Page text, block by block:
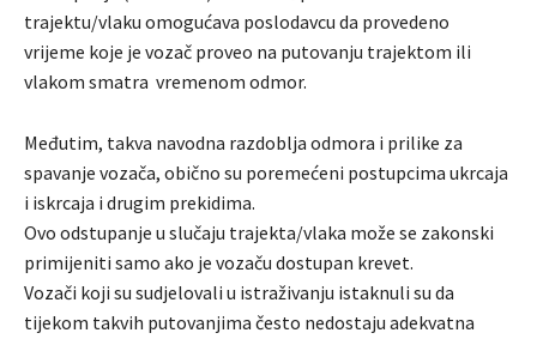
trajektu/vlaku omogućava poslodavcu da provedeno
vrijeme koje je vozač proveo na putovanju trajektom ili
vlakom smatra vremenom odmor.
Međutim, takva navodna razdoblja odmora i prilike za
spavanje vozača, obično su poremećeni postupcima ukrcaja
i iskrcaja i drugim prekidima.
Ovo odstupanje u slučaju trajekta/vlaka može se zakonski
primijeniti samo ako je vozaču dostupan krevet.
Vozači koji su sudjelovali u istraživanju istaknuli su da
tijekom takvih putovanjima često nedostaju adekvatna